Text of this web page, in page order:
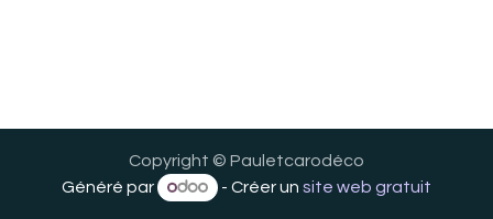
Copyright © Pauletcarodéco
Généré par
- Créer un site web gratuit